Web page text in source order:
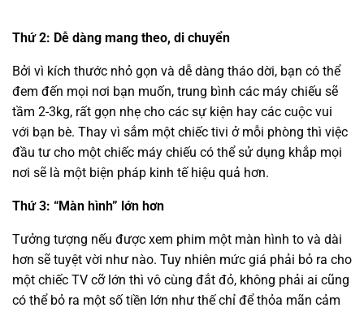
Thứ 2: Dễ dàng mang theo, di chuyển
Bởi vì kích thước nhỏ gọn và dễ dàng tháo dời, bạn có thể
đem đến mọi nơi bạn muốn, trung bình các máy chiếu sẽ
tầm 2-3kg, rất gọn nhẹ cho các sự kiện hay các cuộc vui
với bạn bè. Thay vì sắm một chiếc tivi ở mỗi phòng thì việc
đầu tư cho một chiếc máy chiếu có thể sử dụng khắp mọi
nơi sẽ là một biện pháp kinh tế hiệu quả hơn.
Thứ 3: “Màn hình” lớn hơn
Tưởng tượng nếu được xem phim một màn hình to và dài
hơn sẽ tuyệt vời như nào. Tuy nhiên mức giá phải bỏ ra cho
một chiếc TV cỡ lớn thì vô cùng đắt đỏ, không phải ai cũng
có thể bỏ ra một số tiền lớn như thế chỉ để thỏa mãn cảm